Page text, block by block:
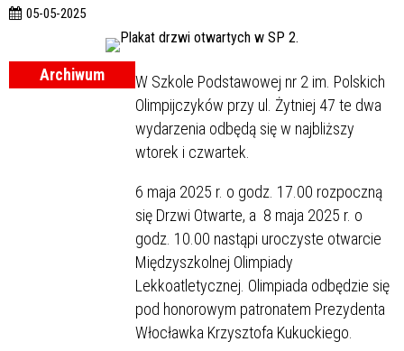
05-05-2025
Archiwum
W Szkole Podstawowej nr 2 im. Polskich
Olimpijczyków przy ul. Żytniej 47 te dwa
wydarzenia odbędą się w najbliższy
wtorek i czwartek.
6 maja 2025 r. o godz. 17.00 rozpoczną
się Drzwi Otwarte, a 8 maja 2025 r. o
godz. 10.00 nastąpi uroczyste otwarcie
Międzyszkolnej Olimpiady
Lekkoatletycznej. Olimpiada odbędzie się
pod honorowym patronatem Prezydenta
Włocławka Krzysztofa Kukuckiego.